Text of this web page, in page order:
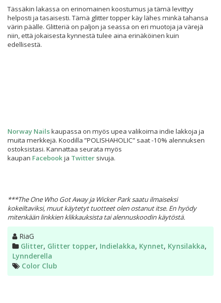
Tässäkin lakassa on erinomainen koostumus ja tämä levittyy
helposti ja tasaisesti. Tämä glitter topper käy lähes minkä tahansa
värin päälle. Glitteriä on paljon ja seassa on eri muotoja ja värejä
niin, että jokaisesta kynnestä tulee aina erinäköinen kuin
edellisestä.
Norway Nailskaupassa on myös upea valikoima indie lakkoja ja
muita merkkejä. Koodilla ”POLISHAHOLIC” saat -10% alennuksen
ostoksistasi. Kannattaa seurata myös
kaupan Facebookja Twitter sivuja.
***The One Who Got Away ja Wicker Park saatu ilmaiseksi
kokeiltaviksi, muut käytetyt tuotteet olen ostanut itse. En hyödy
mitenkään linkkien klikkauksista tai alennuskoodin käytöstä.
Kirjoittaja
RiaG
Kategoriat
Glitter, Glitter topper, Indielakka, Kynnet, Kynsilakka,
Lynnderella
Avainsanat
Color Club